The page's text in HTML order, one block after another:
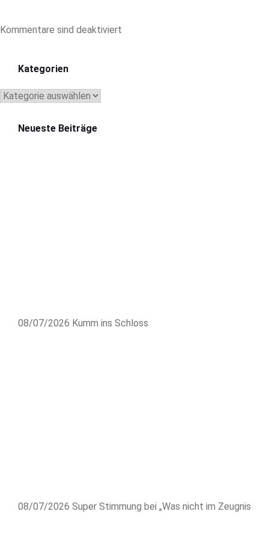
Kommentare sind deaktiviert
Kategorien
Kategorien
Neueste Beiträge
08/07/2026 Kumm ins Schloss
08/07/2026 Super Stimmung bei „Was nicht im Zeugnis